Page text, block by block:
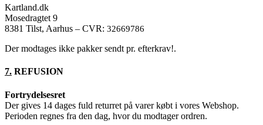
Kartland.dk
Mosedragtet 9
8381 Tilst, Aarhus – CVR: 32669786
Der modtages ikke pakker sendt pr. efterkrav!.
7. REFUSION
Fortrydelsesret
Der gives 14 dages fuld returret på varer købt i vores Webshop.
Perioden regnes fra den dag, hvor du modtager ordren.